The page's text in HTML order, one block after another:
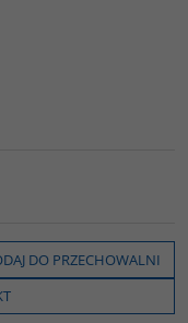
DO PRZECHOWALNI